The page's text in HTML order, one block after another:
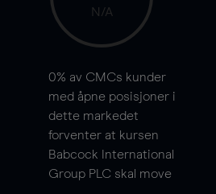
N/A
0% av CMCs kunder
med åpne posisjoner i
dette markedet
forventer at kursen
Babcock International
Group PLC skal move